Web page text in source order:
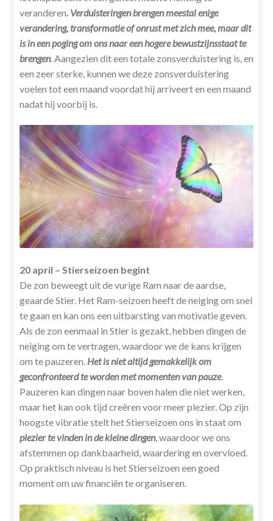
veranderen. Verduisteringen brengen meestal enige
verandering, transformatie of onrust met zich mee, maar dit
is in een poging om ons naar een hogere bewustzijnsstaat te
brengen. Aangezien dit een totale zonsverduistering is, en
een zeer sterke, kunnen we deze zonsverduistering
voelen tot een maand voordat hij arriveert en een maand
nadat hij voorbij is.
20 april – Stierseizoen begint
De zon beweegt uit de vurige Ram naar de aardse,
geaarde Stier. Het Ram-seizoen heeft de neiging om snel
te gaan en kan ons een uitbarsting van motivatie geven.
Als de zon eenmaal in Stier is gezakt, hebben dingen de
neiging om te vertragen, waardoor we de kans krijgen
om te pauzeren. Het is niet altijd gemakkelijk om
geconfronteerd te worden met momenten van pauze.
Pauzeren kan dingen naar boven halen die niet werken,
maar het kan ook tijd creëren voor meer plezier. Op zijn
hoogste vibratie stelt het Stierseizoen ons in staat om
plezier te vinden in de kleine dingen, waardoor we ons
afstemmen op dankbaarheid, waardering en overvloed.
Op praktisch niveau is het Stierseizoen een goed
moment om uw financiën te organiseren.